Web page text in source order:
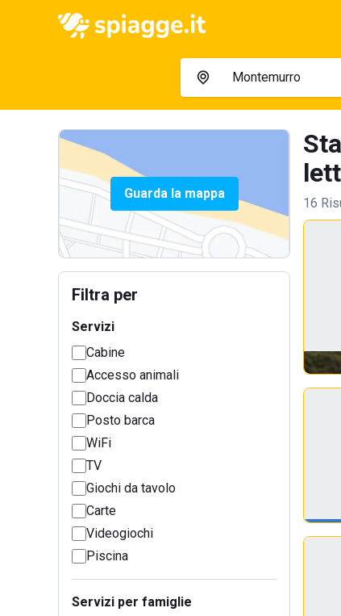
Guarda la mappa
Filtra per
Servizi
Cabine
Accesso animali
Doccia calda
Posto barca
WiFi
TV
Giochi da tavolo
Carte
Videogiochi
Piscina
Servizi per famiglie
16